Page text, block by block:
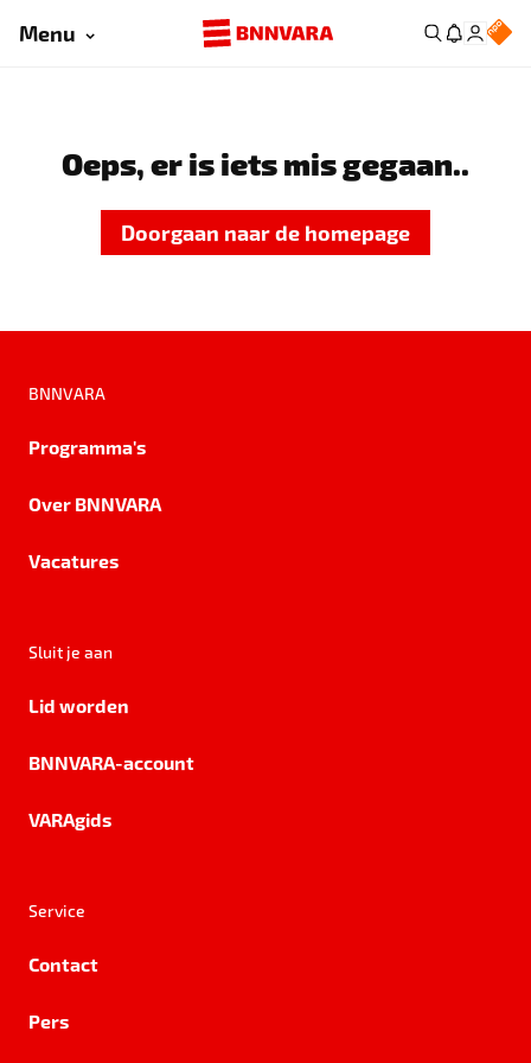
Menu
Oeps, er is iets mis gegaan..
Doorgaan naar de homepage
BNNVARA
Programma's
Over BNNVARA
Vacatures
Sluit je aan
Lid worden
BNNVARA-account
VARAgids
Service
Contact
Pers